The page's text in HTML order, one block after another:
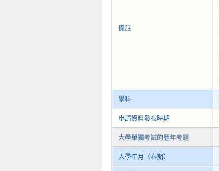
備註
學科
申請資料發布時期
大學單獨考試的歷年考題
入學年月（春期）